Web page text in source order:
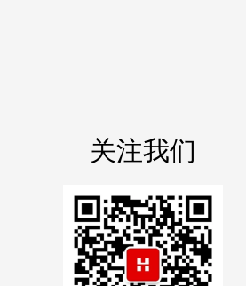
关注我们